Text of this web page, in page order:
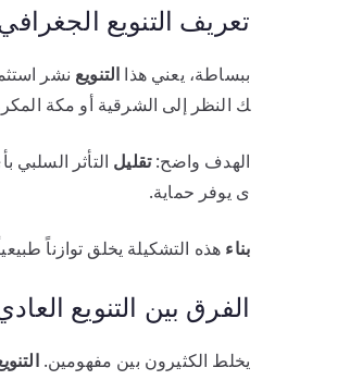
تعريف التنويع
ببساطة، يعني هذا التنويع نشر
ك النظر إلى الشرقية أو مكة
الهدف واضح:تقليل التأثر
ى يوفر حماية.
بناء هذه التشكيلة يخلق توازناً
الفرق بين التنويع
يخلط الكثيرون بين مفهومين.